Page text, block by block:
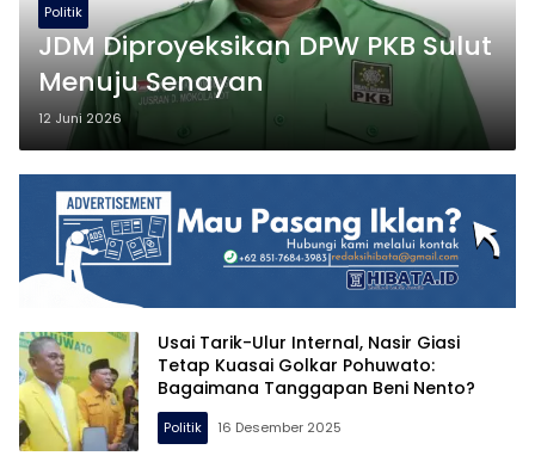
Politik
JDM Diproyeksikan DPW PKB Sulut
Menuju Senayan
12 Juni 2026
Usai Tarik-Ulur Internal, Nasir Giasi
Tetap Kuasai Golkar Pohuwato:
Bagaimana Tanggapan Beni Nento?
Politik 16 Desember 2025